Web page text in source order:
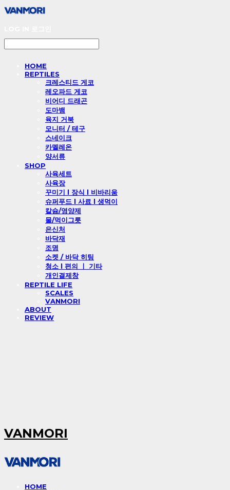
HOME
REPTILES
크레스티드 게코
레오파드 게코
비어디 드래곤
도마뱀
육지 거북
모니터 / 테구
스네이크
카멜레온
양서류
SHOP
사육세트
사육장
꾸미기 l 장식 l 비바리움
슈퍼푸드 l 사료 l 생먹이
칼슘/영양제
물/먹이그릇
은신처
바닥재
조명
소켓 / 바닥 히팅
청소 l 편의 ㅣ 기타
개인결제창
REPTILE LIFE
SCALES
VANMORI
ABOUT
REVIEW
VANMORI
HOME